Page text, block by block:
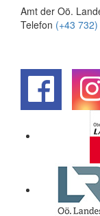
Amt der Oö.
Telefon (+43